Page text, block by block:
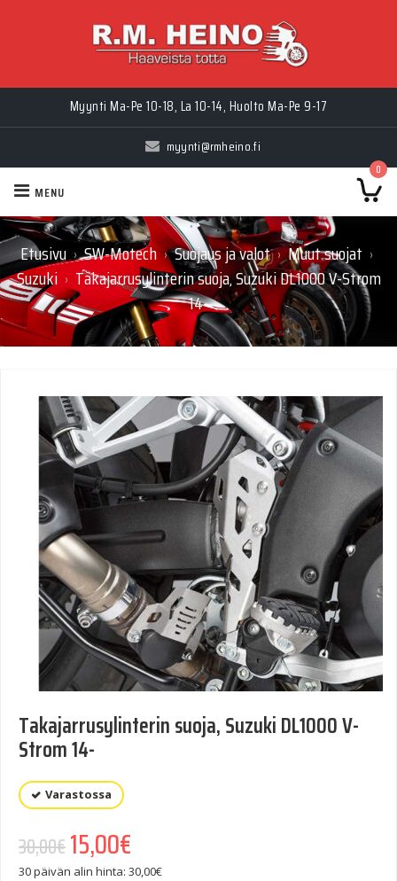
Myynti Ma-Pe 10-18, La 10-14, Huolto Ma-Pe 9-17
myynti@rmheino.fi
0
MENU
Etusivu › SW-Motech › Suojaus ja valot › Muut suojat ›
Suzuki › Takajarrusylinterin suoja, Suzuki DL1000 V-Strom
14-
Takajarrusylinterin suoja, Suzuki DL1000 V-
Strom 14-
Varastossa
30,00€Alkuperäinen hinta oli: 30,00€.
15,00€
30 päivän alin hinta: 30,00€